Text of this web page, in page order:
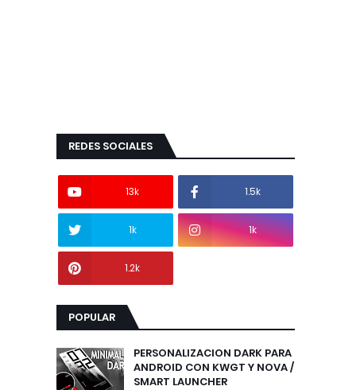
REDES SOCIALES
13k 1.5k
1k 1k
1.2k
POPULAR
PERSONALIZACION DARK PARA
ANDROID CON KWGT Y NOVA /
SMART LAUNCHER